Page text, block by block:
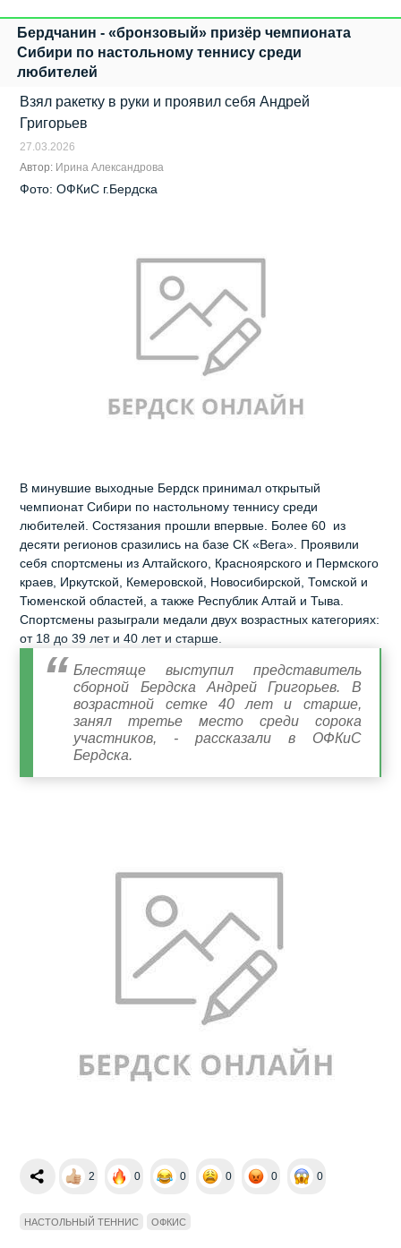
Бердчанин - «бронзовый» призёр чемпионата
Сибири по настольному теннису среди
любителей
Взял ракетку в руки и проявил себя Андрей
Григорьев
27.03.2026
Автор: Ирина Александрова
Фото: ОФКиС г.Бердска
В минувшие выходные Бердск принимал открытый
чемпионат Сибири по настольному теннису среди
любителей. Состязания прошли впервые. Более 60 из
десяти регионов сразились на базе СК «Вега». Проявили
себя спортсмены из Алтайского, Красноярского и Пермского
краев, Иркутской, Кемеровской, Новосибирской, Томской и
Тюменской областей, а также Республик Алтай и Тыва.
Спортсмены разыграли медали двух возрастных категориях:
от 18 до 39 лет и 40 лет и старше.
Блестяще выступил представитель
сборной Бердска Андрей Григорьев. В
возрастной сетке 40 лет и старше,
занял третье место среди сорока
участников, - рассказали в ОФКиС
Бердска.
2 0 0 0 0 0
НАСТОЛЬНЫЙ ТЕННИС ОФКИС